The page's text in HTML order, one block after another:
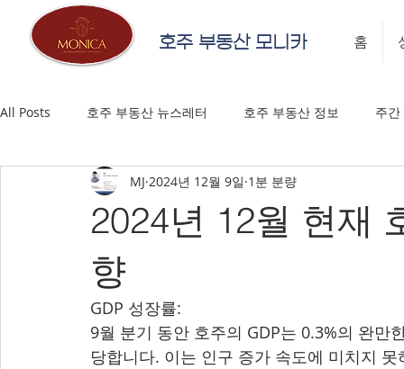
호주 부동산 모니카 홈
All Posts 호주 부동산 뉴스레터 호주 부동산 정보 주
2024년 12월 현재
향
MJ 2024년 12월 9일 1분 분량
GDP 성장률:
9월 분기 동안 호주의 GDP는 0.3%의 완만
당합니다. 이는 인구 증가 속도에 미치지